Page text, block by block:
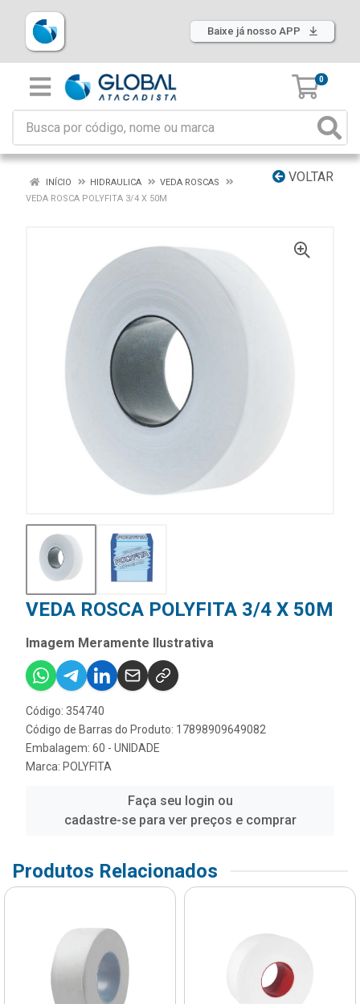
Baixe já nosso APP
0
VOLTAR
INÍCIO HIDRAULICA
VEDA ROSCAS
VEDA ROSCA POLYFITA 3/4 X 50M
VEDA ROSCA POLYFITA 3/4 X 50M
Imagem Meramente Ilustrativa
Código: 354740
Código de Barras do Produto: 17898909649082
Embalagem: 60 - UNIDADE
Marca: POLYFITA
Faça seu login ou
cadastre-se para ver preços e comprar
Produtos Relacionados